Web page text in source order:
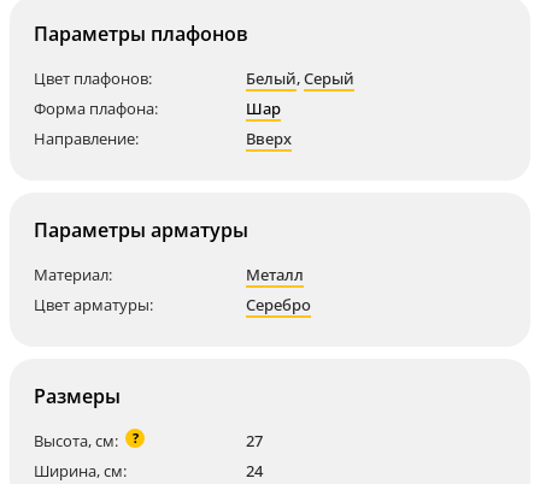
Параметры плафонов
Цвет плафонов: Белый,Серый
Форма плафона:
Шар
Направление:
Вверх
Параметры арматуры
Материал:
Металл
Цвет арматуры:
Серебро
Размеры
Высота, см: ?
27
Ширина, см:
24